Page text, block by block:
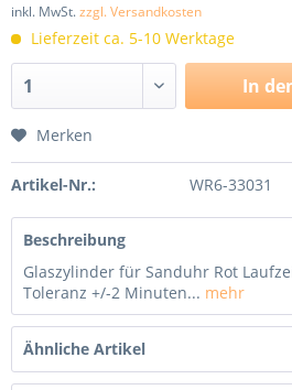
inkl. MwSt.zzgl. Versandkosten
Lieferzeit ca. 5-10 Werktage
In
Merken
Artikel-Nr.: WR6-33031
Beschreibung
Glaszylinder für Sanduhr Rot
Toleranz +/-2 Minuten... mehr
Ähnliche Artikel